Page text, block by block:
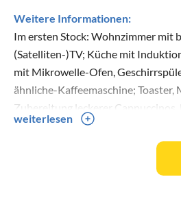
Weitere Informationen:
Im ersten Stock: Wohnzimmer mit
(Satelliten-)TV; Küche mit
mit Mikrowelle-Ofen,
ähnliche-Kaffeemaschine; Toaster,
Zubereitung leckerer Cappuccinos.
zum Hauptschlafzimmer und zum
Von dem schönen Innenhof, in
Waschbecken, ein Abteil mit
Außendusche und ein Whirlpool
weiterlesen